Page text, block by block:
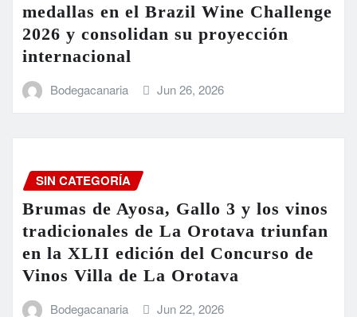
medallas en el Brazil Wine Challenge
2026 y consolidan su proyección
internacional
Bodegacanaria Jun 26, 2026
SIN CATEGORÍA
Brumas de Ayosa, Gallo 3 y los vinos
tradicionales de La Orotava triunfan
en la XLII edición del Concurso de
Vinos Villa de La Orotava
Bodegacanaria Jun 22, 2026